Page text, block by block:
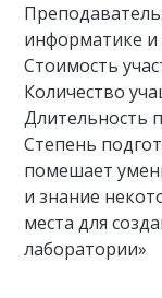
информатике и
Стоимость
Количество
Длительность
Степень
помешает
и знание
места для
лаборатории»